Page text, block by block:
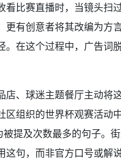
比赛直播时，当镜头扫
有创意者将其改编为方
在这个过程中，广告词
、球迷主题餐厅主动将
组织的世界杯观赛活动
提及次数最多的句子。
句，而非官方口号或解